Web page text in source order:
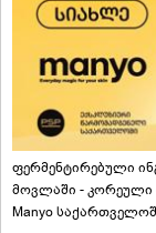
ფერმენტირებული
მოვლაში - კორეული
Manyo